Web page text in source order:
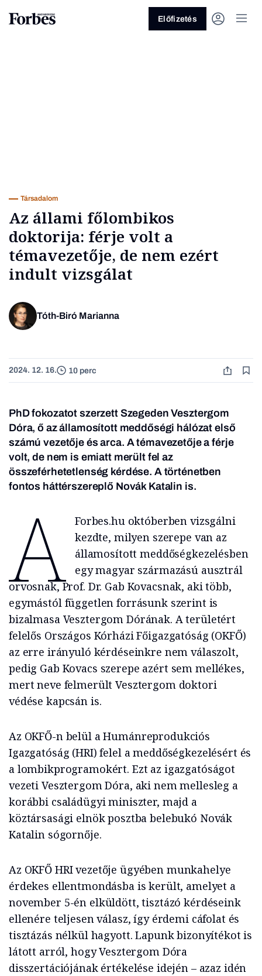
Üzlet
Előfizetés
Társadalom
Az állami főlombikos
doktorija: férje volt a
témavezetője, de nem ezért
indult vizsgálat
Tóth-Biró Marianna
2024. 12. 16. 10 perc
PhD fokozatot szerzett Szegeden Vesztergom
Dóra, ő az államosított meddőségi hálózat első
számú vezetője és arca. A témavezetője a férje
volt, de nem is emiatt merült fel az
összeférhetetlenség kérdése. A történetben
fontos háttérszereplő Novák Katalin is.
A
Forbes.hu októberben vizsgálni
kezdte, milyen szerepe van az
államosított meddőségkezelésben
egy magyar származású ausztrál
orvosnak, Prof. Dr. Gab Kovacsnak, aki több,
egymástól független forrásunk szerint is
bizalmasa Vesztergom Dórának. A területért
felelős Országos Kórházi Főigazgatóság (OKFŐ)
az erre irányuló kérdéseinkre nem válaszolt,
pedig Gab Kovacs szerepe azért sem mellékes,
mert neve felmerült Vesztergom doktori
védése kapcsán is.
Az OKFŐ-n belül a Humánreprodukciós
Igazgatóság (HRI) felel a meddőségkezelésért és
a lombikprogramokért. Ezt az igazgatóságot
vezeti Vesztergom Dóra, aki nem mellesleg a
korábbi családügyi miniszter, majd a
köztársasági elnök posztba belebukó Novák
Katalin sógornője.
Az OKFŐ HRI vezetője ügyében munkahelye
érdekes ellentmondásba is került, amelyet a
november 5-én elküldött, tisztázó kérdéseink
ellenére teljesen válasz, így érdemi cáfolat és
tisztázás nélkül hagyott. Lapunk bizonyítékot is
látott arról, hogy Vesztergom Dóra
disszertációjának értékelése idején – azaz idén